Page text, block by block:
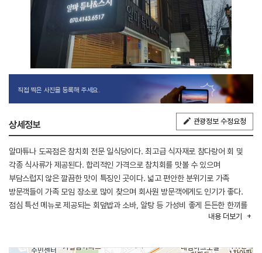
직접 찍은 사진을 등록해 주세요.
상세정보 관광정보 수정요청
알마튜나 도곡점은 참치회 전문 일식당이다. 최고급 식자재로 참다랑어 회 및
각종 식사류가 제공된다. 합리적인 가격으로 참치회를 맛볼 수 있으며
부담스럽지 않은 깔끔한 맛이 특징인 곳이다. 넓고 편안한 분위기로 가족
방문객들이 가족 모임 장소로 많이 찾으며 회사원 방문객에게도 인기가 좋다.
점심 특선 메뉴로 제공되는 회덮밥과 소바, 알탕 등 가성비 좋게 든든한 한끼를
내용 더보기